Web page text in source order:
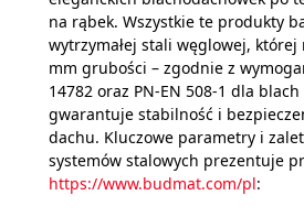
na rąbek. Wszystkie te produkty
wytrzymałej stali węglowej, której
mm grubości – zgodnie z
14782 oraz PN-EN 508-1 dla
gwarantuje stabilność i
dachu. Kluczowe parametry i
systemów stalowych prezentuje
https://www.budmat.com/pl: